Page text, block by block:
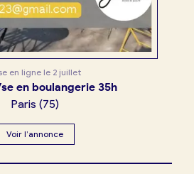
en ligne le 2 juillet
en boulangerie 35h
Paris (75)
Voir l’annonce